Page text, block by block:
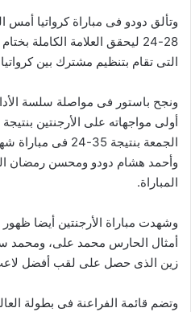
وتألق دودو فى مباراة كرواتيا أمس
28-24 ليحقق العلامة الكاملة
التى تقام بتنظيم مشترك بين
ونجح باستور فى مواصلة سلسة الأداء
الجمعة بنتيجة
وأحمد هشام دودو ومحسن
المباراة.
وشهدت مباراة الأرجنتين أيضا ظهور
أمثال الحارس محمد على، ومحمد
زين الذى حصل على لقب أفضل
وتضم قائمة الفراعنة فى بطولة